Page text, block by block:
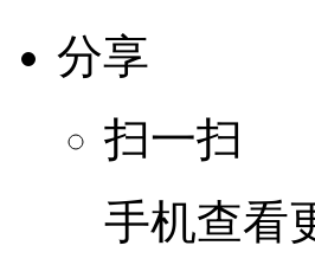
分享
扫一扫
手机查看